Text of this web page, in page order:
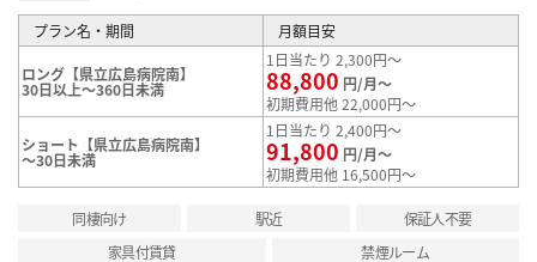
プラン名・期間 月額目安
ロング【県立広島病院南】
30日以上～360日未満
1日当たり 2,300円～
88,800 円/月～
初期費用他 22,000円～
ショート【県立広島病院南】
～30日未満
1日当たり 2,400円～
91,800 円/月～
初期費用他 16,500円～
同棲向け 駅近
保証人不要
家具付賃貸
禁煙ルーム